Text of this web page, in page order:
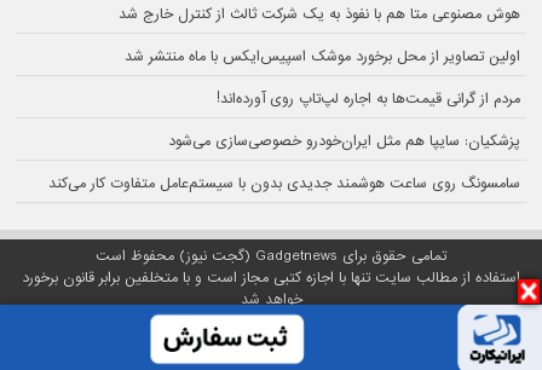
هوش مصنوعی متا هم با نفوذ به یک شرکت ثالث از کنترل خارج شد
اولین تصاویر از محل برخورد موشک اسپیس‌ایکس با ماه منتشر شد
مردم از گرانی قیمت‌ها به اجاره لپ‌تاپ روی آورده‌اند!
پزشکیان: سایپا هم مثل ایران‌خودرو خصوصی‌سازی می‌شود
سامسونگ روی ساعت هوشمند جدیدی بدون با سیستم‌عامل متفاوت کار می‌کند
تمامی حقوق برای Gadgetnews (گجت نیوز) محفوظ است
استفاده از مطالب سایت تنها با اجازه کتبی مجاز است و با متخلفین برابر قانون برخورد
خواهد شد
پلتفرم گجت نیوز روی
سرور اختصاصیمبین هاست میزبانی می‌شود